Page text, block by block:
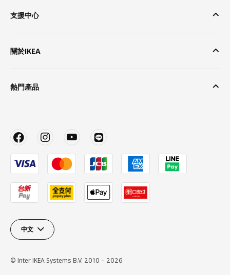
支援中心
關於IKEA
熱門產品
中文
© Inter IKEA Systems B.V. 2010 – 2026